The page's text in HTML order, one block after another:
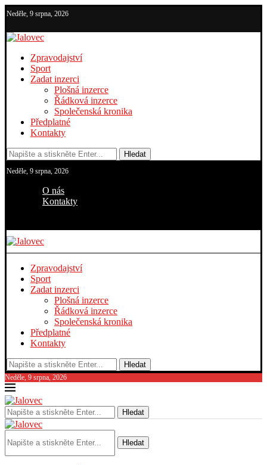
Neděle, 9 srpna, 2026
Zpravodajství
Sport
Zadat inzerci
Plošná inzerce
Řádková inzerce
Společenská kronika
Předplatné
Kontakty
Hledat
Neděle, 9 srpna, 2026
O nás
Kontakty
Zpravodajství
Sport
Zadat inzerci
Plošná inzerce
Řádková inzerce
Společenská kronika
Předplatné
Kontakty
Hledat
Neděle, 9 srpna, 2026
Hledat
Hledat